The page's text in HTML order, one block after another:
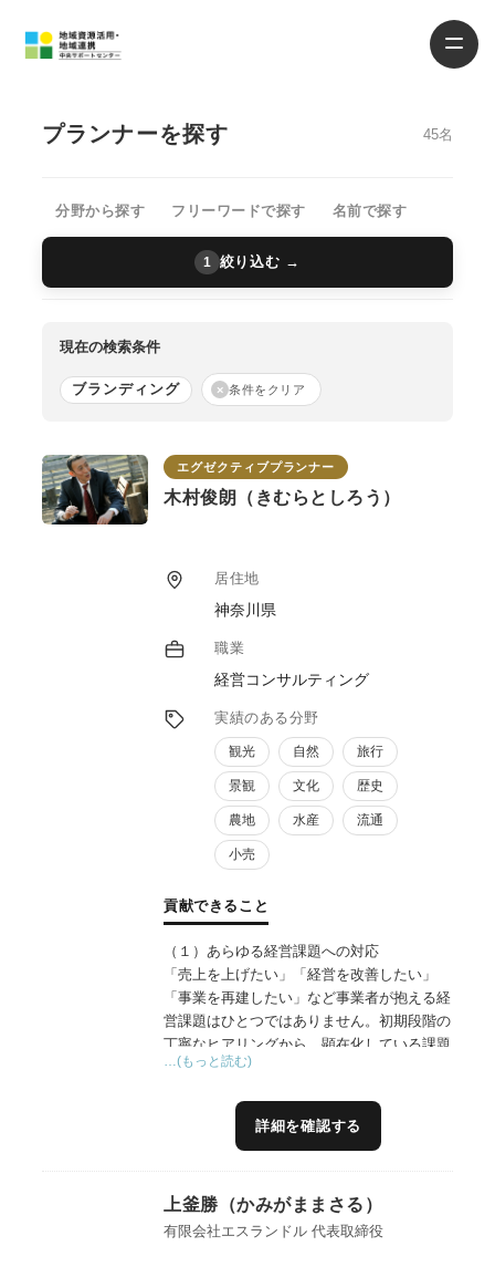
プランナーを探す 45名
分野から探す フリーワードで探す 名前で探す
1 絞り込む →
現在の検索条件
ブランディング × 条件をクリア
エグゼクティブプランナー
木村俊朗（きむらとしろう）
居住地
神奈川県
職業
経営コンサルティング
実績のある分野
観光 自然 旅行
景観 文化 歴史
農地 水産 流通
小売
貢献できること
（１）あらゆる経営課題への対応
「売上を上げたい」「経営を改善したい」
「事業を再建したい」など事業者が抱える経
営課題はひとつではありません。初期段階の
丁寧なヒアリングから、顕在化している課題
のみならず、経営者が気づいていない潜在的
（２）専門性の高いアドバイス
経営、財務、組織、マーケティング、ブラン
つ一つの課題解決により事業者を最終ゴール
へと導きます。
…(もっと読む)
詳細を確認する
上釜勝（かみがままさる）
有限会社エスランドル 代表取締役